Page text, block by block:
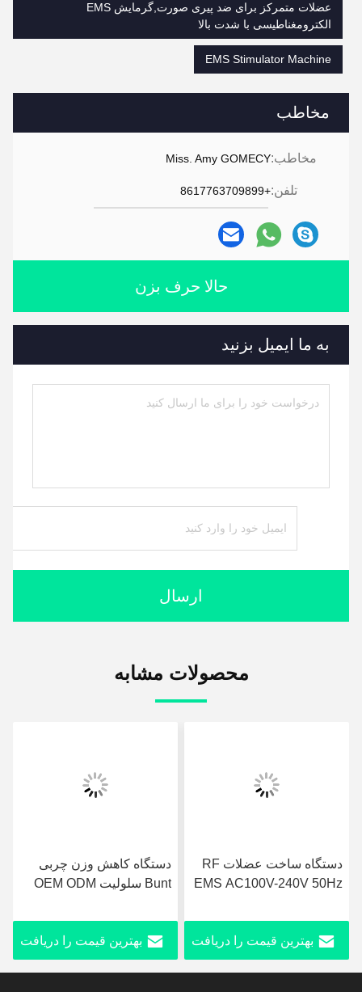
مخاطب
مخاطب:Miss. Amy GOMECY
تلفن:+8617763709899
حالا حرف بزن
به ما ایمیل بزنید
ارسال
عضلات متمرکز برای ضد پیری صورت,گرمایش EMS
الکترومغناطیسی با شدت بالا
EMS Stimulator Machine
محصولات مشابه
دستگاه ساخت عضلات RF
EMS AC100V-240V 50Hz
بهترین قیمت را دریافت
دستگاه کاهش وزن چربی
Bunt سلولیت OEM ODM
بهترین قیمت را دریافت